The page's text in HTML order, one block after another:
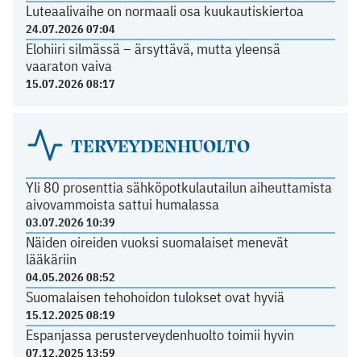
Luteaalivaihe on normaali osa kuukautiskiertoa
24.07.2026 07:04
Elohiiri silmässä – ärsyttävä, mutta yleensä
vaaraton vaiva
15.07.2026 08:17
TERVEYDENHUOLTO
Yli 80 prosenttia sähköpotkulautailun aiheuttamista
aivovammoista sattui humalassa
03.07.2026 10:39
Näiden oireiden vuoksi suomalaiset menevät
lääkäriin
04.05.2026 08:52
Suomalaisen tehohoidon tulokset ovat hyviä
15.12.2025 08:19
Espanjassa perusterveydenhuolto toimii hyvin
07.12.2025 13:59